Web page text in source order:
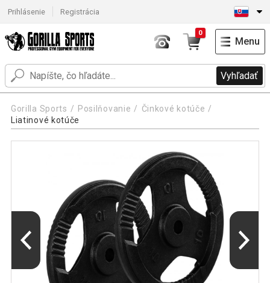
Prihlásenie Registrácia
Vyhľadať
0
Menu
Gorilla Sports Posilňovanie
Činkové kotúče
Liatinové kotúče